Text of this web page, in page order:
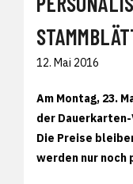
12. Mai 2016
Am Montag, 23.
der
Die Preise
werden nur noch